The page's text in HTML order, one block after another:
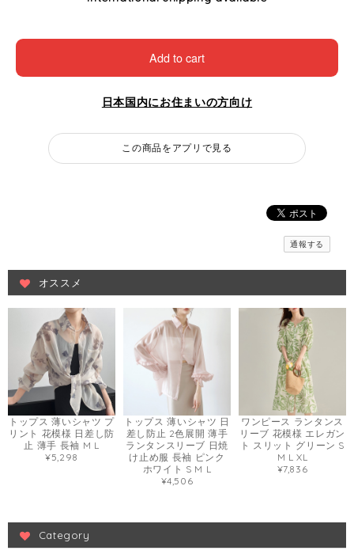
Add to cart
日本国内にお住まいの方向け
この商品をアプリで見る
通報する
オススメ
トップス 薄いシャツ プ
リント 花模様 日差し防
止 薄手 長袖 M L
¥5,298
トップス 薄いシャツ 日
差し防止 2色展開 薄手
ランタンスリーブ 日焼
け止め服 長袖 ピンク
ホワイト S M L
¥4,506
ワンピース ランタンス
リーブ 花模様 エレガン
ト スリット グリーン S
M L XL
¥7,836
Category